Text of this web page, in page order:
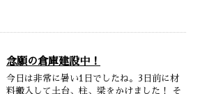
念願の倉庫建設中！
今日は非常に暑い1日でしたね。3日前に材
料搬入して土台、柱、梁をかけました！ そ